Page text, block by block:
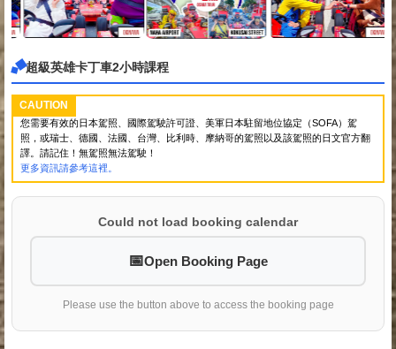
超級英雄卡丁車2小時課程
CAUTION
您需要有效的日本駕照、國際駕駛許可證、美軍日本駐留地位協定（SOFA）駕
照，或瑞士、德國、法國、台灣、比利時、摩納哥的駕照以及該駕照的日文官方翻
譯。請記住！無駕照無法駕駛！
更多資訊請參考這裡。
Could not load booking calendar
Open Booking Page
Please use the button above to access the booking page